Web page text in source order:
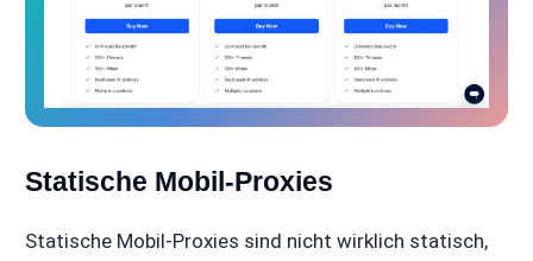
Statische Mobil-Proxies
Statische Mobil-Proxies sind nicht wirklich statisch,